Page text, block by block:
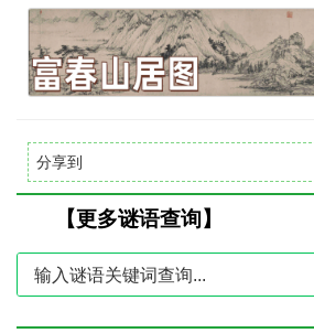
分享到
【更多谜语查询】